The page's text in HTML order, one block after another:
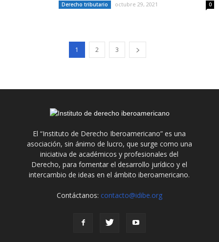
Derecho tributario octubre 29, 2021 0
1 2 3
El “Instituto de Derecho Iberoamericano” es una
asociación, sin ánimo de lucro, que surge como una
iniciativa de académicos y profesionales del
Derecho, para fomentar el desarrollo jurídico y el
intercambio de ideas en el ámbito iberoamericano.
Contáctanos: contacto@idibe.org